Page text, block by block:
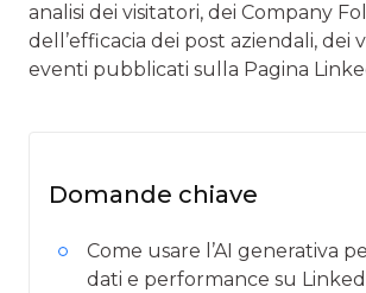
analisi dei visitatori, dei Company
dell’efficacia dei post aziendali, dei
eventi pubblicati sulla Pagina
Domande chiave
Come usare l’AI generativa
dati e performance su